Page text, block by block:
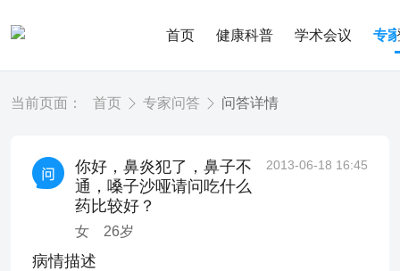
首页 健康科普 学术会议 专
当前页面： 首页 专家问答 问答详情
你好，鼻炎犯了，鼻子不
通，嗓子沙哑请问吃什么
药比较好？
女 26岁
2013-06-18 16:45
病情描述